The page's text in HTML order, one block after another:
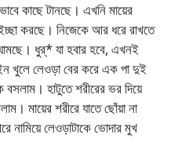
কাছে টানছে। এখনি মায়ের
করছে। নিজেকে আর ধরে রাখতে
ধুর্* যা হবার হবে, এখনই
খুলে লেওড়া বের করে এক পা দুই
বসলাম। হাটুতে শরীরের ভর দিয়ে
মায়ের শরীরে যাতে ছোঁয়া না
নামিয়ে লেওড়াটাকে ভোদার মুখ